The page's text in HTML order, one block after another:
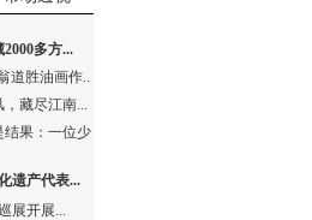
多方...
道胜油画作...
，藏尽江南...
果：一位少...
遗产代表...
展开展...